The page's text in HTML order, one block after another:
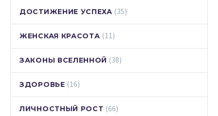
ДОСТИЖЕНИЕ УСПЕХА (35)
ЖЕНСКАЯ КРАСОТА (11)
ЗАКОНЫ ВСЕЛЕННОЙ (38)
ЗДОРОВЬЕ (16)
ЛИЧНОСТНЫЙ РОСТ (66)